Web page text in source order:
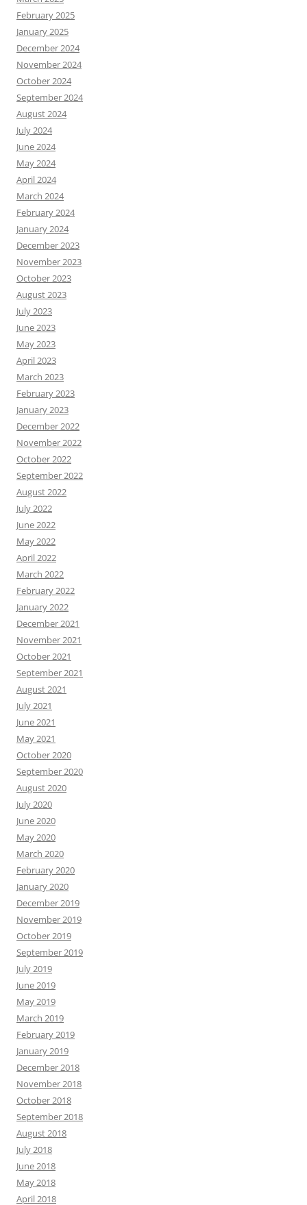
February 2025
January 2025
December 2024
November 2024
October 2024
September 2024
August 2024
July 2024
June 2024
May 2024
April 2024
March 2024
February 2024
January 2024
December 2023
November 2023
October 2023
August 2023
July 2023
June 2023
May 2023
April 2023
March 2023
February 2023
January 2023
December 2022
November 2022
October 2022
September 2022
August 2022
July 2022
June 2022
May 2022
April 2022
March 2022
February 2022
January 2022
December 2021
November 2021
October 2021
September 2021
August 2021
July 2021
June 2021
May 2021
October 2020
September 2020
August 2020
July 2020
June 2020
May 2020
March 2020
February 2020
January 2020
December 2019
November 2019
October 2019
September 2019
July 2019
June 2019
May 2019
March 2019
February 2019
January 2019
December 2018
November 2018
October 2018
September 2018
August 2018
July 2018
June 2018
May 2018
April 2018